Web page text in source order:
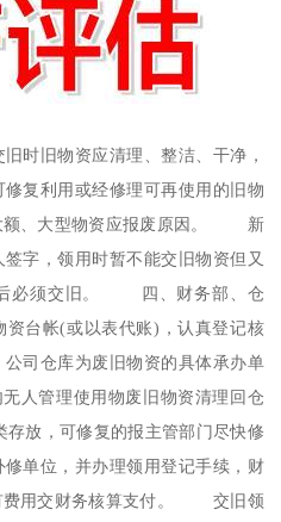
时旧物资应清理、整洁、干净，
复利用或经修理可再使用的旧物
额、大型物资应报废原因。 新
字，领用时暂不能交旧物资但又
后必须交旧。 四、财务部、仓
资台帐(或以表代账)，认真登记核
司仓库为废旧物资的具体承办单
人管理使用物废旧物资清理回仓
，可修复的报主管部门尽快修
单位，并办理领用登记手续，财
费用交财务核算支付。 交旧领